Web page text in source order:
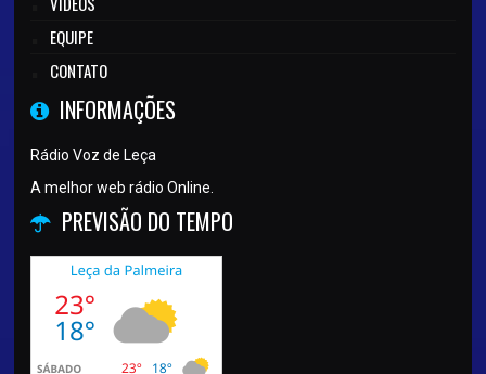
EQUIPE
CONTATO
INFORMAÇÕES
Rádio Voz de Leça
A melhor web rádio Online.
PREVISÃO DO TEMPO